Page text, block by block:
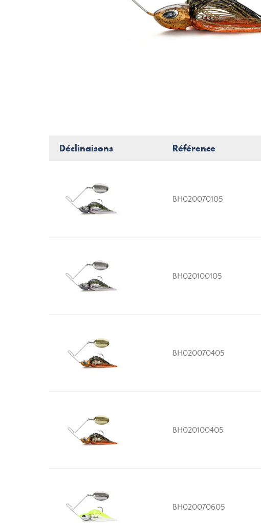
Déclinaisons Référence
BH020070105
BH020100105
BH020070405
BH020100405
BH020070605